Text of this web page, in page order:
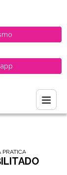
PARA
PRATICA MOTORISTA